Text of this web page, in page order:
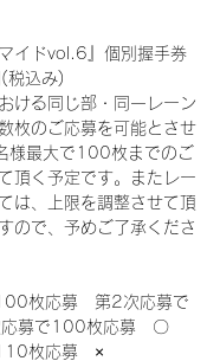
イドvol.6』個別握手券
税込み)
ける同じ部・同一レーン
枚のご応募を可能とさせ
様最大で100枚までのご
頂く予定です。またレー
は、上限を調整させて頂
ので、予めご了承くださ
枚応募　第2次応募で
募で100枚応募　〇
枚応募　×